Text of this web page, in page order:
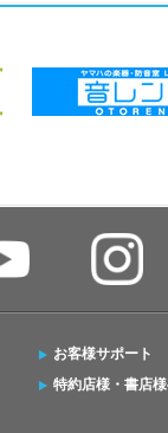
お客様サポート
特約店様・書店